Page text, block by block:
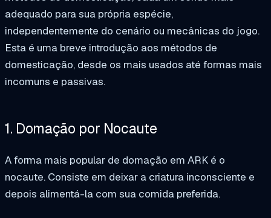
adequado para sua própria espécie,
independentemente do cenário ou mecânicas do jogo.
Esta é uma breve introdução aos métodos de
domesticação, desde os mais usados até formas mais
incomuns e passivas.
1. Domação por Nocaute
A forma mais popular de domação em ARK é o
nocaute. Consiste em deixar a criatura inconsciente e
depois alimentá-la com sua comida preferida.